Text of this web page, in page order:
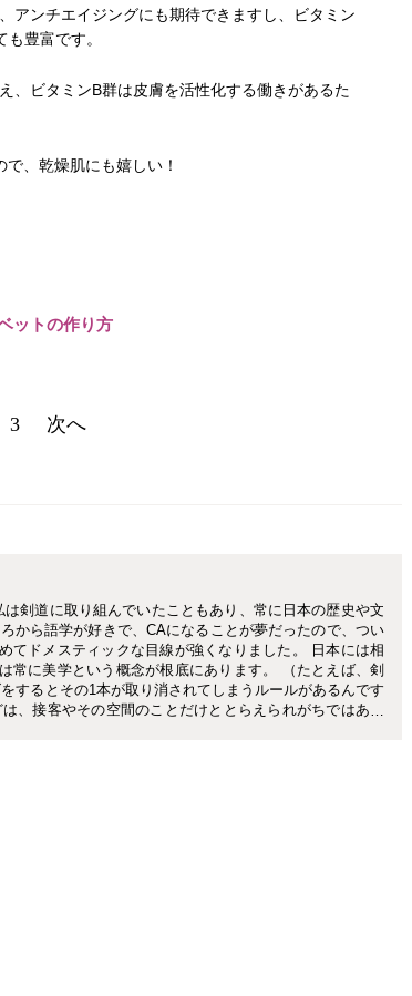
アンチエイジングにも期待できますし、ビタミン
豊富です。
、ビタミンB群は皮膚を活性化する働きがあるた
、乾燥肌にも嬉しい！
ットの作り方
3 次へ
剣道に取り組んでいたこともあり、常に日本の歴史や文
から語学が好きで、CAになることが夢だったので、つい
てドメスティックな目線が強くなりました。 日本には相
常に美学という概念が根底にあります。 （たとえば、剣
するとその1本が取り消されてしまうルールがあるんです
、接客やその空間のことだけととらえられがちではあり